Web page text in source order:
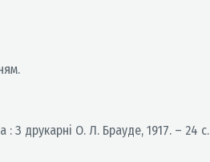
З друкарні О. Л. Брауде, 1917. – 24 с.